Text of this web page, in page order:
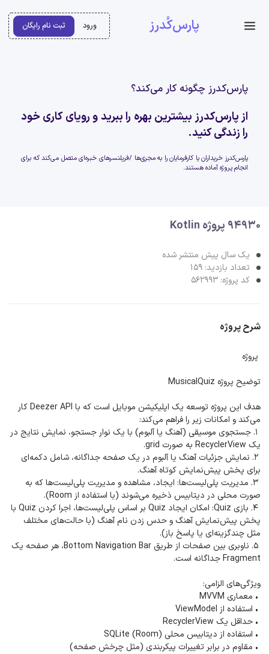
پارس‌کُدرز ورود ثبت نام رایگان
پارس‌کدرز چگونه کار می‌کند؟
از پارس‌کدرز بیشترین بهره را ببرید و رویای کاری خود
را زندگی کنید.
پارس‌کدرز خریداران یا کارفرمایان را به مجری‌ها /فریلنسرهای خبره‌ای متصل می‌کند که برای
انجام پروژه آماده هستند.
94930 پروژه Kotlin
یک سال پیش منتشر شده
تعداد بازدید: 159
کد پروژه: 562993
شرح پروژه
پروژه
توضیح پروژه MusicalQuiz
هدف این پروژه توسعه یک اپلیکیشن موبایل است که با Deezer API کار
می‌کند و امکانات زیر را فراهم می‌کند:
1. جستجوی موسیقی (آهنگ یا آلبوم) با یک نوار جستجو، نمایش نتایج در
یک RecyclerView به صورت grid.
2. نمایش جزئیات آهنگ یا آلبوم در یک صفحه جداگانه، شامل دکمه‌ای
برای پخش پیش‌نمایش کوتاه آهنگ.
3. مدیریت پلی‌لیست‌ها: ایجاد، مشاهده و مدیریت پلی‌لیست‌ها که به
صورت محلی در دیتابیس ذخیره می‌شوند (با استفاده از Room).
4. بازی Quiz: امکان ایجاد Quiz بر اساس پلی‌لیست‌ها، اجرا کردن Quiz با
پخش پیش‌نمایش آهنگ و حدس زدن نام آهنگ (با حالت‌های مختلف
مثل چندگزینه‌ای یا پاسخ باز).
5. ناوبری بین صفحات از طریق Bottom Navigation Bar، هر صفحه یک
Fragment جداگانه است.
ویژگی‌های الزامی:
• معماری MVVM
• استفاده از ViewModel
• حداقل یک RecyclerView
• استفاده از دیتابیس محلی SQLite (Room)
• مقاوم در برابر تغییرات پیکربندی (مثل چرخش صفحه)